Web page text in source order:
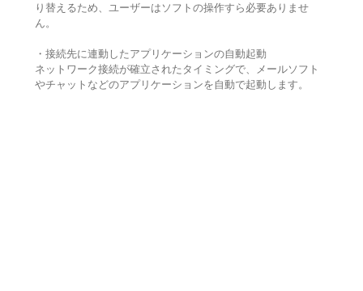
り替えるため、ユーザーはソフトの操作すら必要ありませ
ん。
・接続先に連動したアプリケーションの自動起動
ネットワーク接続が確立されたタイミングで、メールソフト
やチャットなどのアプリケーションを自動で起動します。